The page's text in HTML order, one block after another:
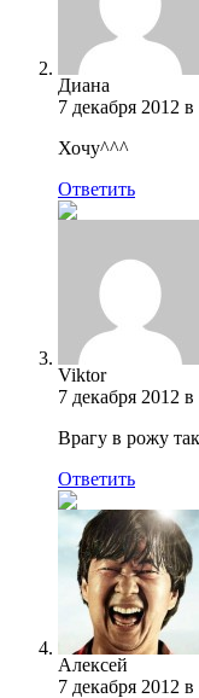
Диана
7 декабря 2012 в
Хочу^^^
Ответить
Viktor
7 декабря 2012 в
Врагу в рожу
Ответить
Алексей
7 декабря 2012